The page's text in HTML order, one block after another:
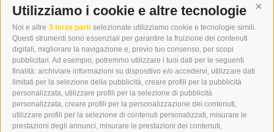
Utilizziamo i cookie e altre tecnologie
Noi e altre 3 terze parti selezionate utilizziamo cookie e tecnologie simili.
Questi strumenti sono essenziali per garantire la fruizione dei contenuti
digitali, migliorare la navigazione e, previo tuo consenso, per scopi
pubblicitari. Ad esempio, potremmo utilizzare i tuoi dati per le seguenti
finalità: archiviare informazioni su dispositivo e/o accedervi, utilizzare dati
limitati per la selezione della pubblicità, creare profili per la pubblicità
personalizzata, utilizzare profili per la selezione di pubblicità
personalizzata, creare profili per la personalizzazione dei contenuti,
utilizzare profili per la selezione di contenuti personalizzati, misurare le
prestazioni degli annunci, misurare le prestazioni dei contenuti,
DER ERKER
I-39049 VIPITENO
TEL.: +39 0472 766876
GRAFIK@DERERKER.IT
INFO@DERERKER.IT
BARBARA.FONTANA@DERERKER.IT
ERKER